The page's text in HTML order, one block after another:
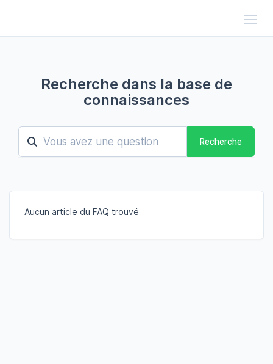
Recherche dans la base de
connaissances
Recherche
Aucun article du FAQ trouvé